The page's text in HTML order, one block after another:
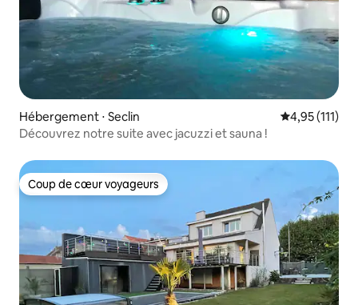
Hébergement ⋅ Seclin Évaluation
4,95 (111)
Découvrez notre suite avec jacuzzi et sauna !
Coup de cœur voyageurs
Coup de cœur voyageurs